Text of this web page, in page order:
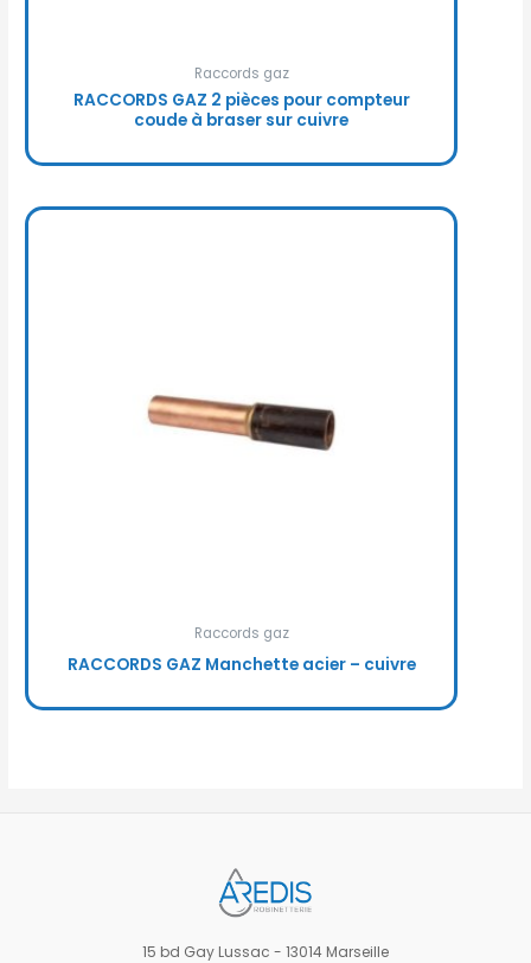
Raccords gaz
RACCORDS GAZ 2 pièces pour compteur
coude à braser sur cuivre
Raccords gaz
RACCORDS GAZ Manchette acier – cuivre
15 bd Gay Lussac - 13014 Marseille